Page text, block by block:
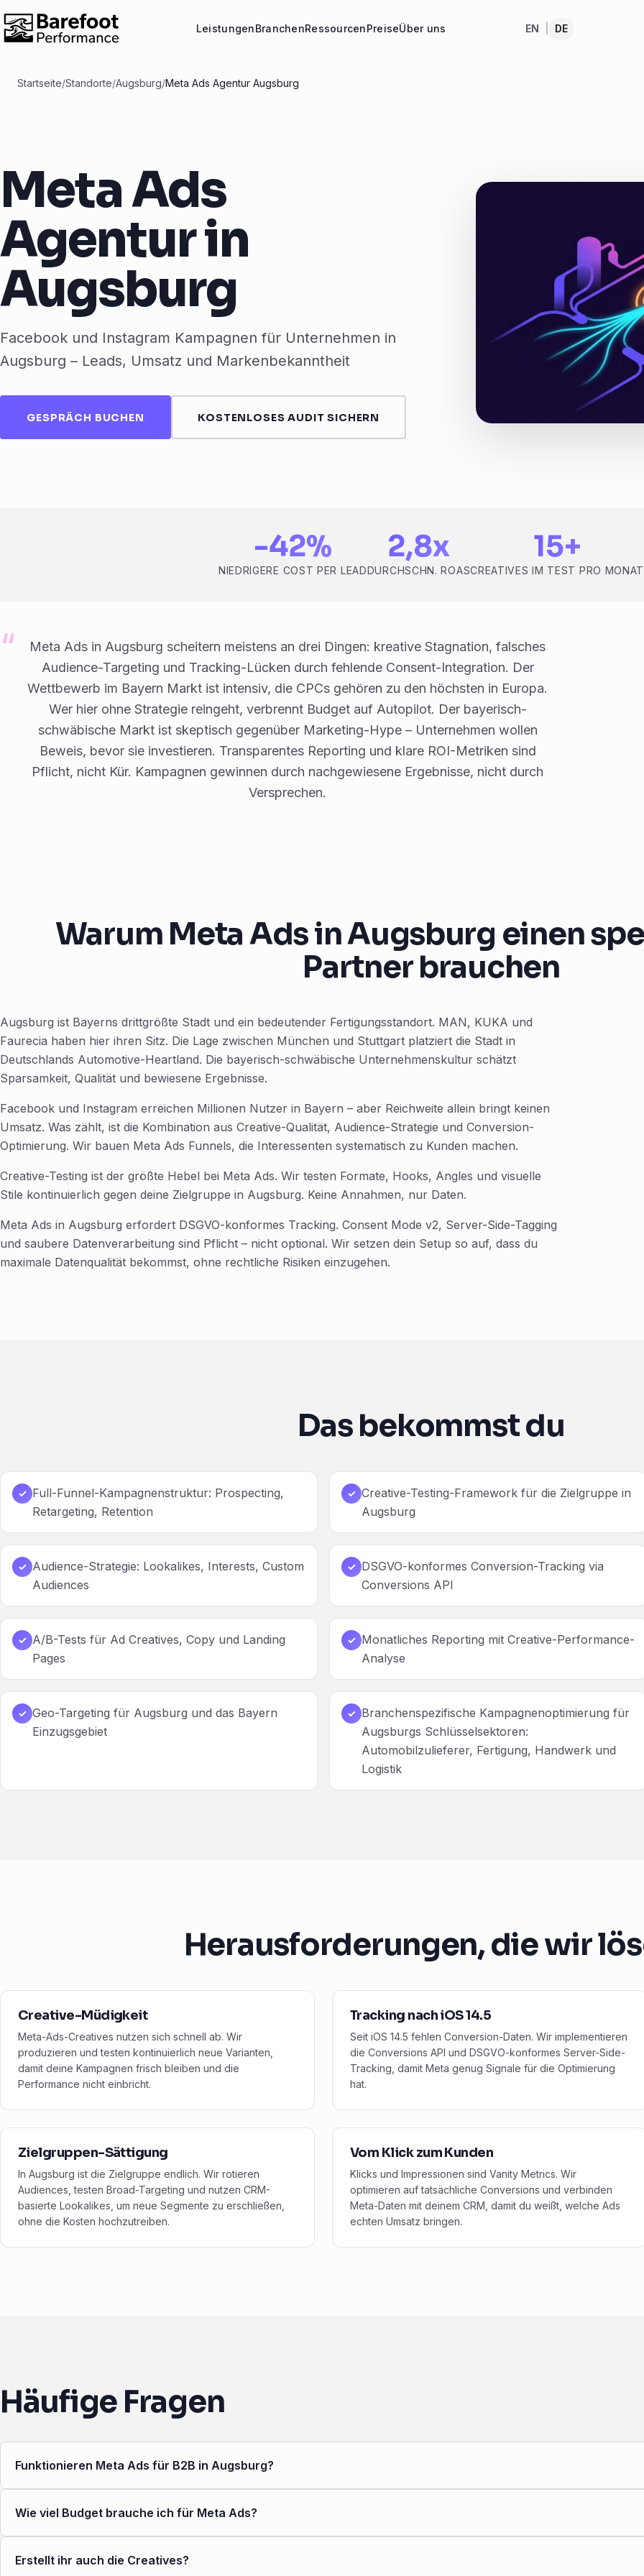
LeistungenBranchenRessourcenPreiseÜber uns EN DE
Startseite/Standorte/Augsburg/Meta Ads Agentur Augsburg
Meta Ads
Agentur in
Augsburg
Facebook und Instagram Kampagnen für Unternehmen in
Augsburg – Leads, Umsatz und Markenbekanntheit
GESPRÄCH BUCHEN KOSTENLOSES AUDIT SICHERN
-42%
NIEDRIGERE COST PER LEAD
2,8x
DURCHSCHN. ROAS
15+
CREATIVES IM TEST PRO MONAT
Meta Ads in Augsburg scheitern meistens an drei Dingen: kreative Stagnation, falsches
Audience-Targeting und Tracking-Lücken durch fehlende Consent-Integration. Der
Wettbewerb im Bayern Markt ist intensiv, die CPCs gehören zu den höchsten in Europa.
Wer hier ohne Strategie reingeht, verbrennt Budget auf Autopilot. Der bayerisch-
schwäbische Markt ist skeptisch gegenüber Marketing-Hype – Unternehmen wollen
Beweis, bevor sie investieren. Transparentes Reporting und klare ROI-Metriken sind
Pflicht, nicht Kür. Kampagnen gewinnen durch nachgewiesene Ergebnisse, nicht durch
Versprechen.
Warum Meta Ads in Augsburg einen
Partner brauchen
Augsburg ist Bayerns drittgrößte Stadt und ein bedeutender Fertigungsstandort. MAN, KUKA und
Faurecia haben hier ihren Sitz. Die Lage zwischen München und Stuttgart platziert die Stadt in
Deutschlands Automotive-Heartland. Die bayerisch-schwäbische Unternehmenskultur schätzt
Sparsamkeit, Qualität und bewiesene Ergebnisse.
Facebook und Instagram erreichen Millionen Nutzer in Bayern – aber Reichweite allein bringt keinen
Umsatz. Was zählt, ist die Kombination aus Creative-Qualität, Audience-Strategie und Conversion-
Optimierung. Wir bauen Meta Ads Funnels, die Interessenten systematisch zu Kunden machen.
Creative-Testing ist der größte Hebel bei Meta Ads. Wir testen Formate, Hooks, Angles und visuelle
Stile kontinuierlich gegen deine Zielgruppe in Augsburg. Keine Annahmen, nur Daten.
Meta Ads in Augsburg erfordert DSGVO-konformes Tracking. Consent Mode v2, Server-Side-Tagging
und saubere Datenverarbeitung sind Pflicht – nicht optional. Wir setzen dein Setup so auf, dass du
maximale Datenqualität bekommst, ohne rechtliche Risiken einzugehen.
Das bekommst du
✓ Full-Funnel-Kampagnenstruktur: Prospecting,
Retargeting, Retention
✓ Creative-Testing-Framework für die Zielgruppe in
Augsburg
✓ Audience-Strategie: Lookalikes, Interests, Custom
Audiences
✓ DSGVO-konformes Conversion-Tracking via
Conversions API
✓ A/B-Tests für Ad Creatives, Copy und Landing
Pages
✓ Monatliches Reporting mit Creative-Performance-
Analyse
✓ Geo-Targeting für Augsburg und das Bayern
Einzugsgebiet
✓ Branchenspezifische Kampagnenoptimierung für
Augsburgs Schlüsselsektoren:
Automobilzulieferer, Fertigung, Handwerk und
Logistik
Herausforderungen, die wir
Creative-Müdigkeit
Meta-Ads-Creatives nutzen sich schnell ab. Wir
produzieren und testen kontinuierlich neue Varianten,
damit deine Kampagnen frisch bleiben und die
Performance nicht einbricht.
Tracking nach iOS 14.5
Seit iOS 14.5 fehlen Conversion-Daten. Wir implementieren
die Conversions API und DSGVO-konformes Server-Side-
Tracking, damit Meta genug Signale für die Optimierung
hat.
Zielgruppen-Sättigung
In Augsburg ist die Zielgruppe endlich. Wir rotieren
Audiences, testen Broad-Targeting und nutzen CRM-
basierte Lookalikes, um neue Segmente zu erschließen,
ohne die Kosten hochzutreiben.
Vom Klick zum Kunden
Klicks und Impressionen sind Vanity Metrics. Wir
optimieren auf tatsächliche Conversions und verbinden
Meta-Daten mit deinem CRM, damit du weißt, welche Ads
echten Umsatz bringen.
Häufige Fragen
Funktionieren Meta Ads für B2B in Augsburg?
Wie viel Budget brauche ich für Meta Ads?
Erstellt ihr auch die Creatives?